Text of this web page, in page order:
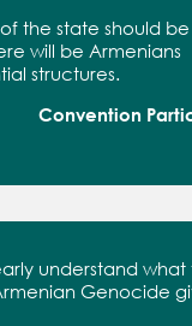
the state should be
will be Armenians
structures.
Convention
understand what
Genocide